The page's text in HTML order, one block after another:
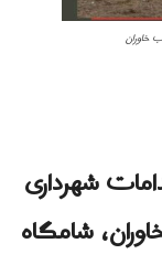
خاوران
شهرداری
شامگاه